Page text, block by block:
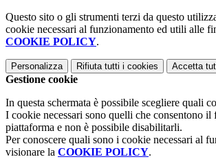
Questo sito o gli strumenti terzi da questo
cookie necessari al funzionamento ed utili alle
COOKIE POLICY.
Personalizza Rifiuta tutti i cookies Accetta
Gestione cookie
In questa schermata è possibile scegliere quali
I cookie necessari sono quelli che consentono il
piattaforma e non è possibile disabilitarli.
Per conoscere quali sono i cookie necessari al
visionare la COOKIE POLICY.